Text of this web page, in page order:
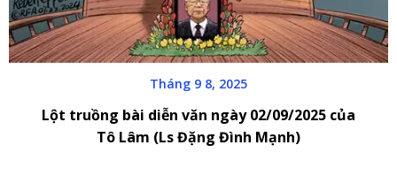
Tháng 9 8, 2025
Lột truồng bài diễn văn ngày 02/09/2025 của
Tô Lâm (Ls Đặng Đình Mạnh)